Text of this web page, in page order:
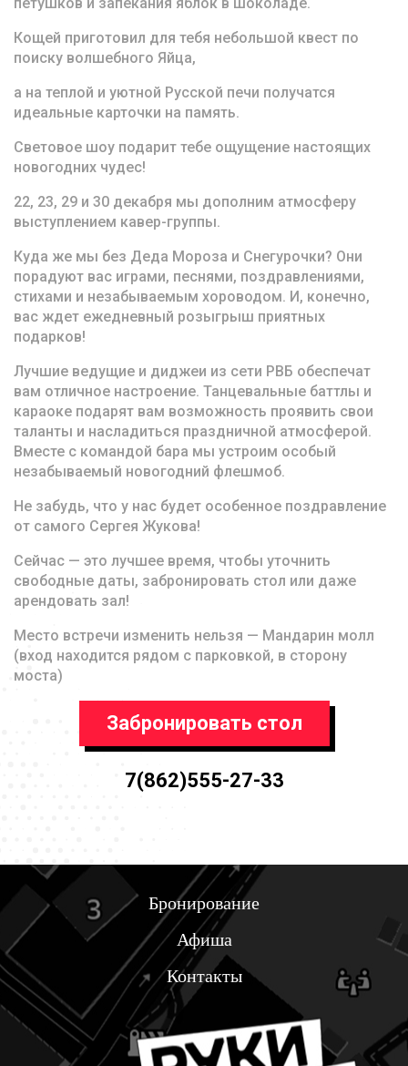
Кощей приготовил для тебя небольшой квест по
поиску волшебного Яйца,
а на теплой и уютной Русской печи получатся
идеальные карточки на память.
Световое шоу подарит тебе ощущение настоящих
новогодних чудес!
22, 23, 29 и 30 декабря мы дополним атмосферу
выступлением кавер-группы.
Куда же мы без Деда Мороза и Снегурочки? Они
порадуют вас играми, песнями, поздравлениями,
стихами и незабываемым хороводом. И, конечно,
вас ждет ежедневный розыгрыш приятных
подарков!
Лучшие ведущие и диджеи из сети РВБ обеспечат
вам отличное настроение. Танцевальные баттлы и
караоке подарят вам возможность проявить свои
таланты и насладиться праздничной атмосферой.
Вместе с командой бара мы устроим особый
незабываемый новогодний флешмоб.
Не забудь, что у нас будет особенное поздравление
от самого Сергея Жукова!
Сейчас — это лучшее время, чтобы уточнить
свободные даты, забронировать стол или даже
арендовать зал!
Место встречи изменить нельзя — Мандарин молл
(вход находится рядом с парковкой, в сторону
моста)
Забронировать стол
7(862)555-27-33
Бронирование
Афиша
Контакты